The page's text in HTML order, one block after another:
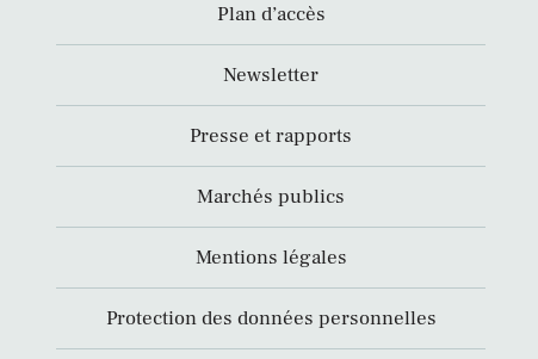
Plan d’accès
Newsletter
Presse et rapports
Marchés publics
Mentions légales
Protection des données personnelles